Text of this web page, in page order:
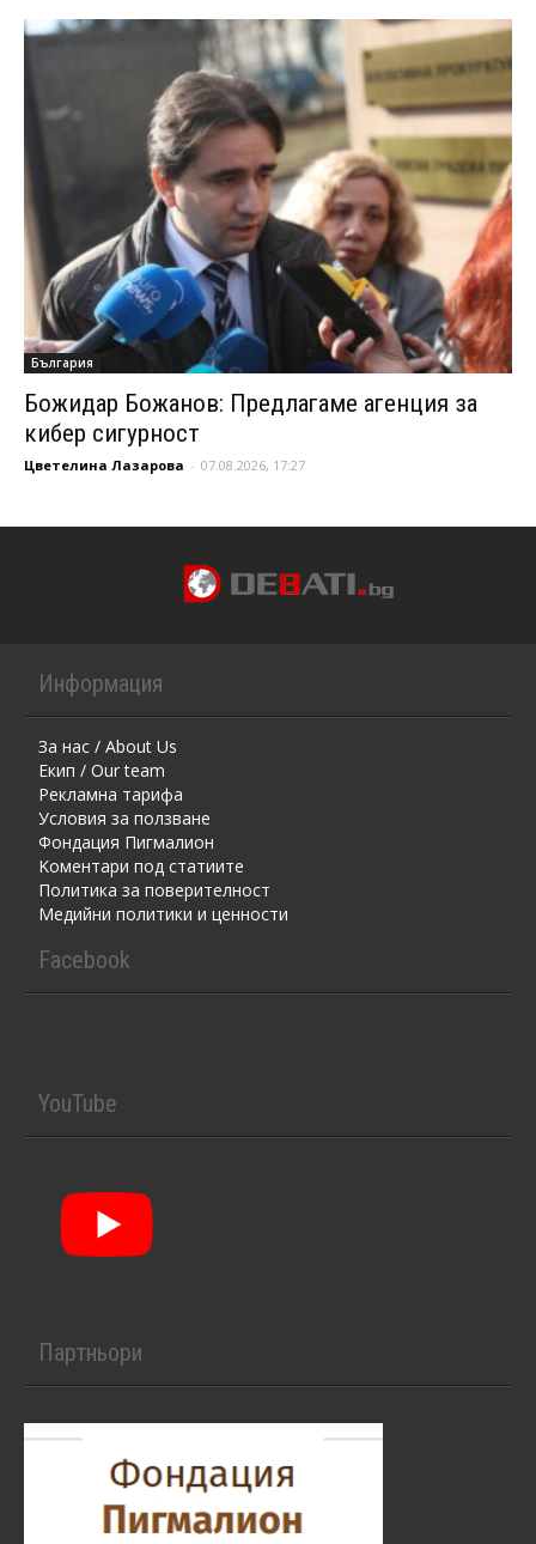
България
Божидар Божанов: Предлагаме агенция за
кибер сигурност
Цветелина Лазарова - 07.08.2026, 17:27
Информация
За нас / About Us
Екип / Our team
Рекламна тарифа
Условия за ползване
Фондация Пигмалион
Kоментaри под статиите
Политика за поверителност
Медийни политики и ценности
Facebook
YouTube
Партньори